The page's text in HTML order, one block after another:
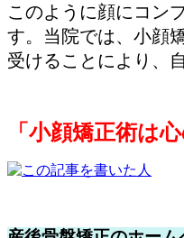
このように顔にコン
す。当院では、小顔
受けることにより、
「小顔矯正術は